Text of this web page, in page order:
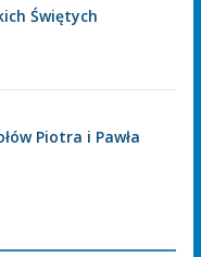
Świętych
Piotra i Pawła